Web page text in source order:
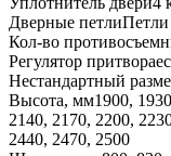
Дверные петли
Кол-во
Регулятор притвора
Нестандартный
Высота, мм1900,
2140, 2170, 2200,
2440, 2470, 2500